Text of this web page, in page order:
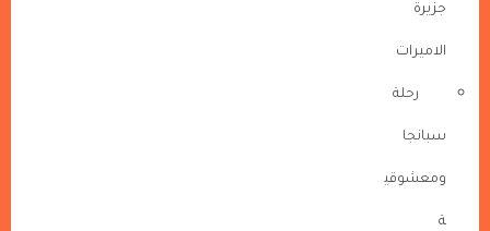
جزيرة
الاميرات
رحلة
سبانجا
ومعشوقي
ة